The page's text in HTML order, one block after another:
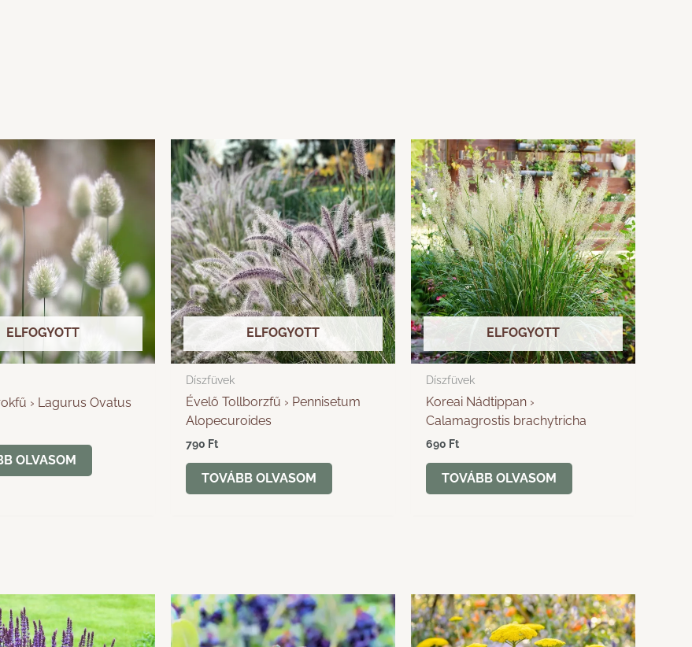
ELFOGYOTT
› Lagurus Ovatus
OLVASOM
ELFOGYOTT
Díszfüvek
Évelő Tollborzfű › Pennisetum
Alopecuroides
790 Ft
TOVÁBB OLVASOM
ELFOGYOTT
Díszfüvek
Koreai Nádtippan ›
Calamagrostis brachytricha
690 Ft
TOVÁBB OLVASOM